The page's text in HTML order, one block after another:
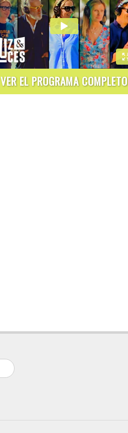
VER EL PROGRAMA COMPLETO